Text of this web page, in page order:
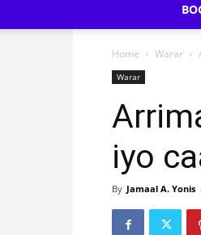
Home Warar
Warar
iyo
By Jamaal A. Yonis